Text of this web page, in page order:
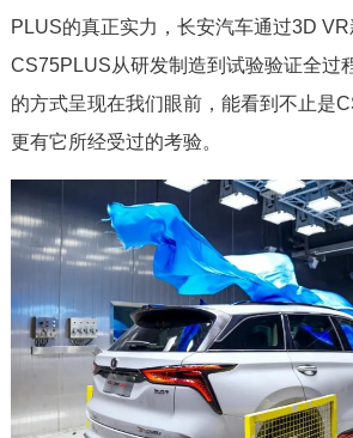
PLUS的真正实力，长安汽车通过3D
CS75PLUS从研发制造到试验验证全过
的方式呈现在我们眼前，能看到不止是
更有它所经受过的考验。